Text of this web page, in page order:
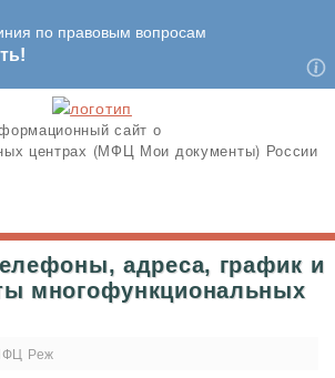
сайт о
центрах (МФЦ Мои документы) России
адреса, график и
многофункциональных
Реж